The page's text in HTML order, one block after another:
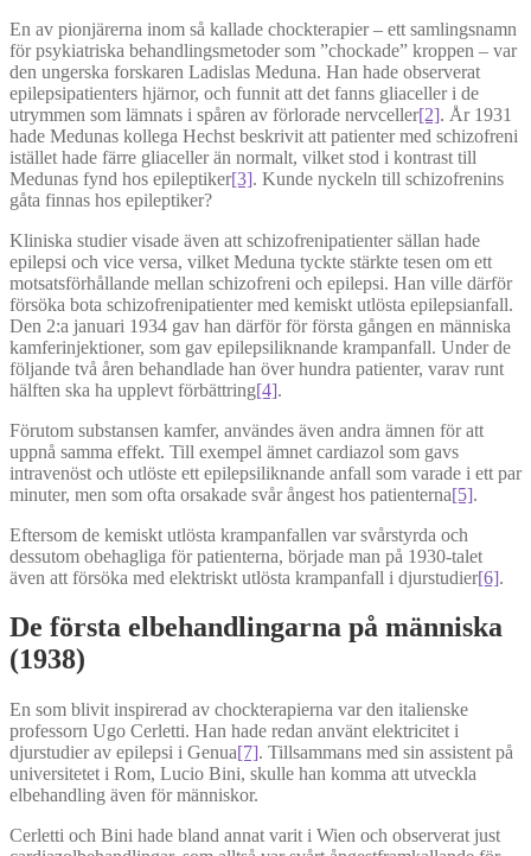
En av pionjärerna inom så kallade chockterapier – ett samlingsnamn
för psykiatriska behandlingsmetoder som ”chockade” kroppen – var
den ungerska forskaren Ladislas Meduna. Han hade observerat
epilepsipatienters hjärnor, och funnit att det fanns gliaceller i de
utrymmen som lämnats i spåren av förlorade nervceller[2]. År 1931
hade Medunas kollega Hechst beskrivit att patienter med schizofreni
istället hade färre gliaceller än normalt, vilket stod i kontrast till
Medunas fynd hos epileptiker[3]. Kunde nyckeln till schizofrenins
gåta finnas hos epileptiker?
Kliniska studier visade även att schizofrenipatienter sällan hade
epilepsi och vice versa, vilket Meduna tyckte stärkte tesen om ett
motsatsförhållande mellan schizofreni och epilepsi. Han ville därför
försöka bota schizofrenipatienter med kemiskt utlösta epilepsianfall.
Den 2:a januari 1934 gav han därför för första gången en människa
kamferinjektioner, som gav epilepsiliknande krampanfall. Under de
följande två åren behandlade han över hundra patienter, varav runt
hälften ska ha upplevt förbättring[4].
Förutom substansen kamfer, användes även andra ämnen för att
uppnå samma effekt. Till exempel ämnet cardiazol som gavs
intravenöst och utlöste ett epilepsiliknande anfall som varade i ett par
minuter, men som ofta orsakade svår ångest hos patienterna[5].
Eftersom de kemiskt utlösta krampanfallen var svårstyrda och
dessutom obehagliga för patienterna, började man på 1930-talet
även att försöka med elektriskt utlösta krampanfall i djurstudier[6].
De första elbehandlingarna på människa
(1938)
En som blivit inspirerad av chockterapierna var den italienske
professorn Ugo Cerletti. Han hade redan använt elektricitet i
djurstudier av epilepsi i Genua[7]. Tillsammans med sin assistent på
universitetet i Rom, Lucio Bini, skulle han komma att utveckla
elbehandling även för människor.
Cerletti och Bini hade bland annat varit i Wien och observerat just